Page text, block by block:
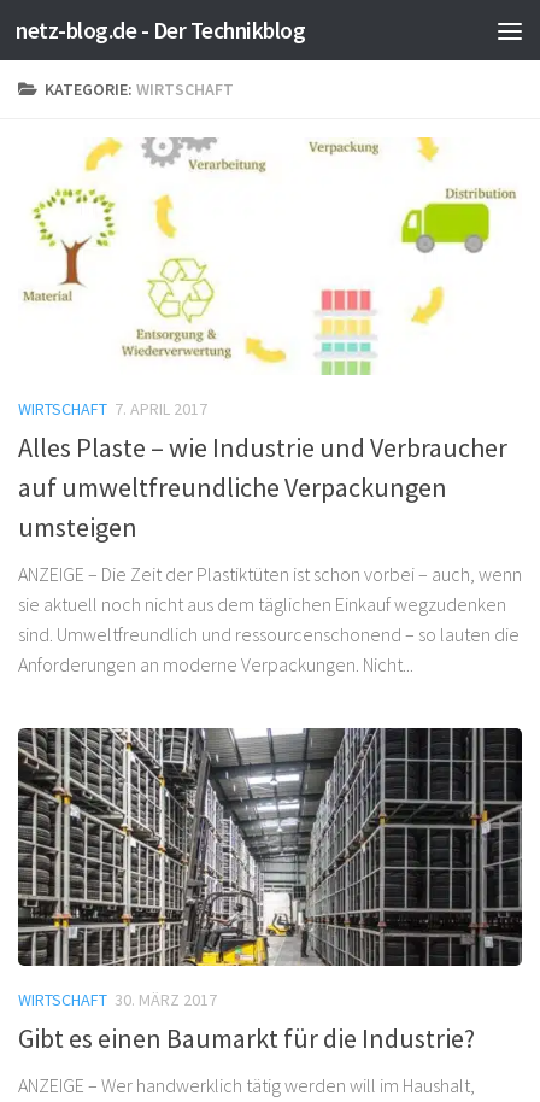
Zum Inhalt springen
netz-blog.de - Der Technikblog
KATEGORIE: WIRTSCHAFT
WIRTSCHAFT 7. APRIL 2017
Alles Plaste – wie Industrie und Verbraucher
auf umweltfreundliche Verpackungen
umsteigen
ANZEIGE – Die Zeit der Plastiktüten ist schon vorbei – auch, wenn
sie aktuell noch nicht aus dem täglichen Einkauf wegzudenken
sind. Umweltfreundlich und ressourcenschonend – so lauten die
Anforderungen an moderne Verpackungen. Nicht...
WIRTSCHAFT 30. MÄRZ 2017
Gibt es einen Baumarkt für die Industrie?
ANZEIGE – Wer handwerklich tätig werden will im Haushalt,